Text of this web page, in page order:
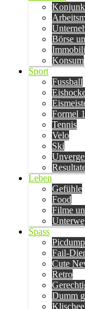
Börse
Konsum
Sport
Fussball
Formel 1
Tennis
Velo
Ski
Leben
Gefühle
Food
Filme
Spass
Picdump
Fail-
Cute
Retro
Dumm